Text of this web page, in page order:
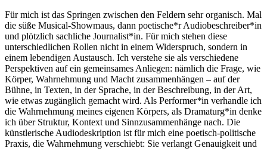
Für mich ist das Springen zwischen den Feldern sehr organisch. Mal
die süße Musical-Showmaus, dann poetische*r Audiobeschreiber*in
und plötzlich sachliche Journalist*in. Für mich stehen diese
unterschiedlichen Rollen nicht in einem Widerspruch, sondern in
einem lebendigen Austausch. Ich verstehe sie als verschiedene
Perspektiven auf ein gemeinsames Anliegen: nämlich die Frage, wie
Körper, Wahrnehmung und Macht zusammenhängen – auf der
Bühne, in Texten, in der Sprache, in der Beschreibung, in der Art,
wie etwas zugänglich gemacht wird. Als Performer*in verhandle ich
die Wahrnehmung meines eigenen Körpers, als Dramaturg*in denke
ich über Struktur, Kontext und Sinnzusammenhänge nach. Die
künstlerische Audiodeskription ist für mich eine poetisch-politische
Praxis, die Wahrnehmung verschiebt: Sie verlangt Genauigkeit und